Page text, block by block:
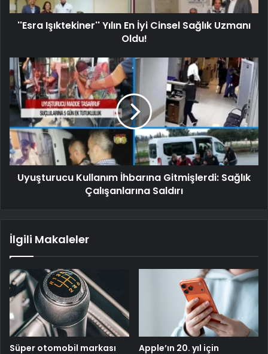
''Esra Işıktekiner'' Yılın En İyi Cinsel Sağlık Uzmanı
Oldu!
Uyuşturucu Kullanım İhbarına Gitmişlerdi: Sağlık
Çalışanlarına Saldırı
İlgili Makaleler
Süper otomobil markası
Apple’ın 20. yıl için